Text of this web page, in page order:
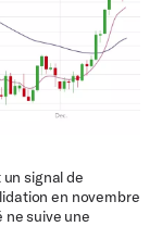
signal de
en novembre
suive une